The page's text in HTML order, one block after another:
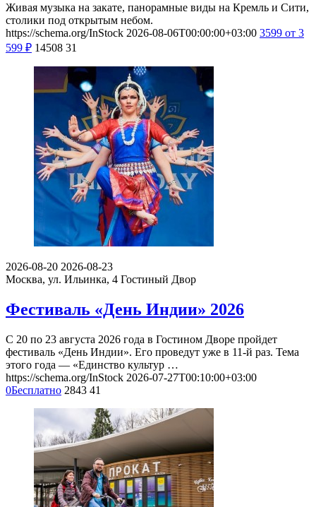
Живая музыка на закате, панорамные виды на Кремль и Сити,
столики под открытым небом.
https://schema.org/InStock 2026-08-06T00:00:00+03:00 3599 от 3
599 ₽ 14508 31
2026-08-20 2026-08-23
Москва, ул. Ильинка, 4 Гостиный Двор
Фестиваль «День Индии» 2026
С 20 по 23 августа 2026 года в Гостином Дворе пройдет
фестиваль «День Индии». Его проведут уже в 11-й раз. Тема
этого года — «Единство культур …
https://schema.org/InStock 2026-07-27T00:10:00+03:00
0Бесплатно 2843 41